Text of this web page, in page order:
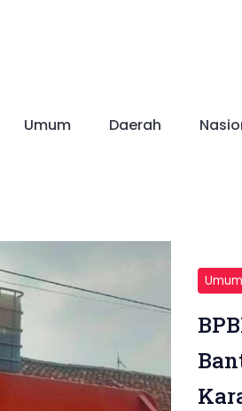
Umum Daerah
Umum